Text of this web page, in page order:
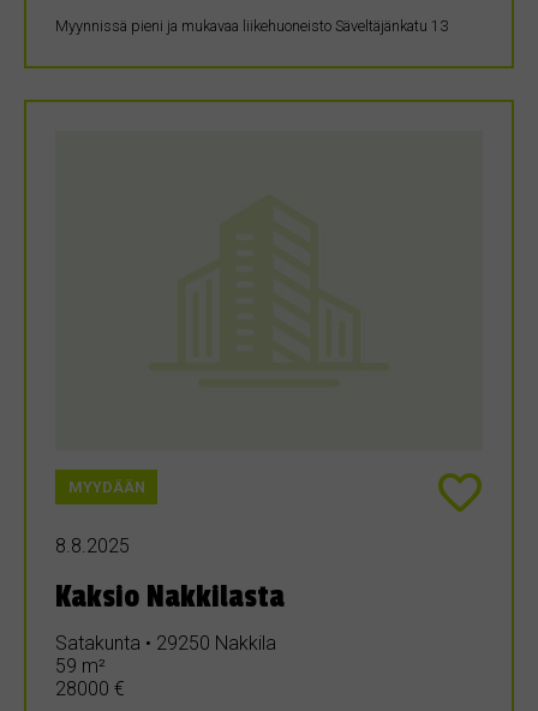
Myynnissä pieni ja mukavaa liikehuoneisto Säveltäjänkatu 13
MYYDÄÄN
8.8.2025
Kaksio Nakkilasta
Satakunta • 29250 Nakkila
59 m²
28000 €